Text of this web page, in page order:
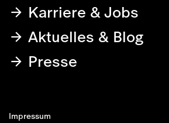
Karriere & Jobs
Aktuelles & Blog
Presse
Impressum